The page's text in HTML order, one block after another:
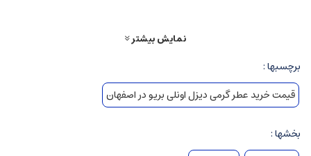
رایحه
مناسب برای:شب و فصول سرد، انرژی بخشی و جسارت
ویژگی ها:بوی تند و تأثیرگذار، مناسب فردی با اعتماد به نفس بالا
DIESEL Only The Brave Tattoo
نمایش بیشتر
برچسبها :
قیمت خرید عطر گرمی دیزل اونلی بریو در اصفهان
بخشها :